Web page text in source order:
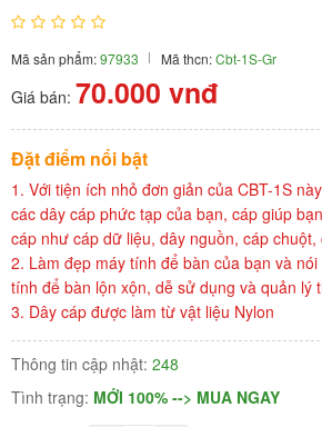
Mã sản phẩm:97933 Mã thcn:Cbt-1S-Gr
Giá bán: 70.000 vnđ
Đặt điểm nổi bật
1. Với tiện ích nhỏ đơn giản của CBT-1S
các dây cáp phức tạp của bạn, cáp giúp
cáp như cáp dữ liệu, dây nguồn, cáp chuột,
2. Làm đẹp máy tính để bàn của bạn và
tính để bàn lộn xộn, dễ sử dụng và quản lý
3. Dây cáp được làm từ vật liệu Nylon
Thông tin cập nhật: 248
Tình trạng: MỚI 100% --> MUA NGAY